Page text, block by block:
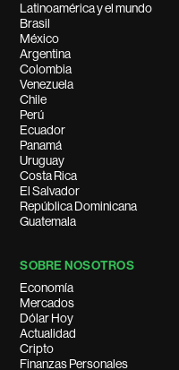
Latinoamérica y el mundo
Brasil
México
Argentina
Colombia
Venezuela
Chile
Perú
Ecuador
Panamá
Uruguay
Costa Rica
El Salvador
República Dominicana
Guatemala
SOBRE NOSOTROS
Economía
Mercados
Dólar Hoy
Actualidad
Cripto
Finanzas Personales